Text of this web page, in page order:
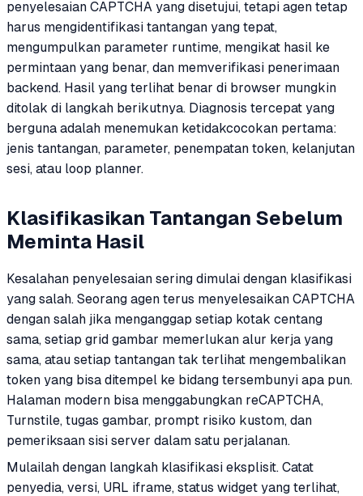
penyelesaian CAPTCHA yang disetujui, tetapi agen tetap
harus mengidentifikasi tantangan yang tepat,
mengumpulkan parameter runtime, mengikat hasil ke
permintaan yang benar, dan memverifikasi penerimaan
backend. Hasil yang terlihat benar di browser mungkin
ditolak di langkah berikutnya. Diagnosis tercepat yang
berguna adalah menemukan ketidakcocokan pertama:
jenis tantangan, parameter, penempatan token, kelanjutan
sesi, atau loop planner.
Klasifikasikan Tantangan Sebelum
Meminta Hasil
Kesalahan penyelesaian sering dimulai dengan klasifikasi
yang salah. Seorang agen terus menyelesaikan CAPTCHA
dengan salah jika menganggap setiap kotak centang
sama, setiap grid gambar memerlukan alur kerja yang
sama, atau setiap tantangan tak terlihat mengembalikan
token yang bisa ditempel ke bidang tersembunyi apa pun.
Halaman modern bisa menggabungkan reCAPTCHA,
Turnstile, tugas gambar, prompt risiko kustom, dan
pemeriksaan sisi server dalam satu perjalanan.
Mulailah dengan langkah klasifikasi eksplisit. Catat
penyedia, versi, URL iframe, status widget yang terlihat,